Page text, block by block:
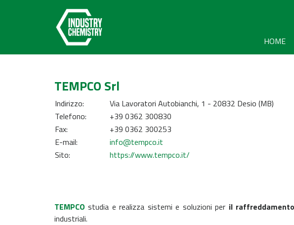
HOME
TEMPCO Srl
Indirizzo:
Via Lavoratori Autobianchi, 1 - 20832 Desio (MB)
Telefono:
+39 0362 300830
Fax:
+39 0362 300253
E-mail:
info@tempco.it
Sito:
https://www.tempco.it/
TEMPCO studia e realizza sistemi e soluzioni per il
industriali.